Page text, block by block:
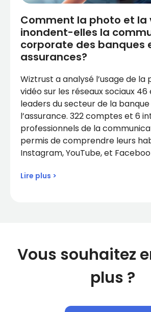
Comment la photo et la
inondent-elles la
corporate des banques
assurances?
Wiztrust a analysé l’usage de
vidéo sur les réseaux sociaux
leaders du secteur de la
l’assurance. 322 comptes et 6
professionnels de la
permis de comprendre leurs
Instagram, YouTube, et
Lire plus >
Vous souhaitez
plus ?